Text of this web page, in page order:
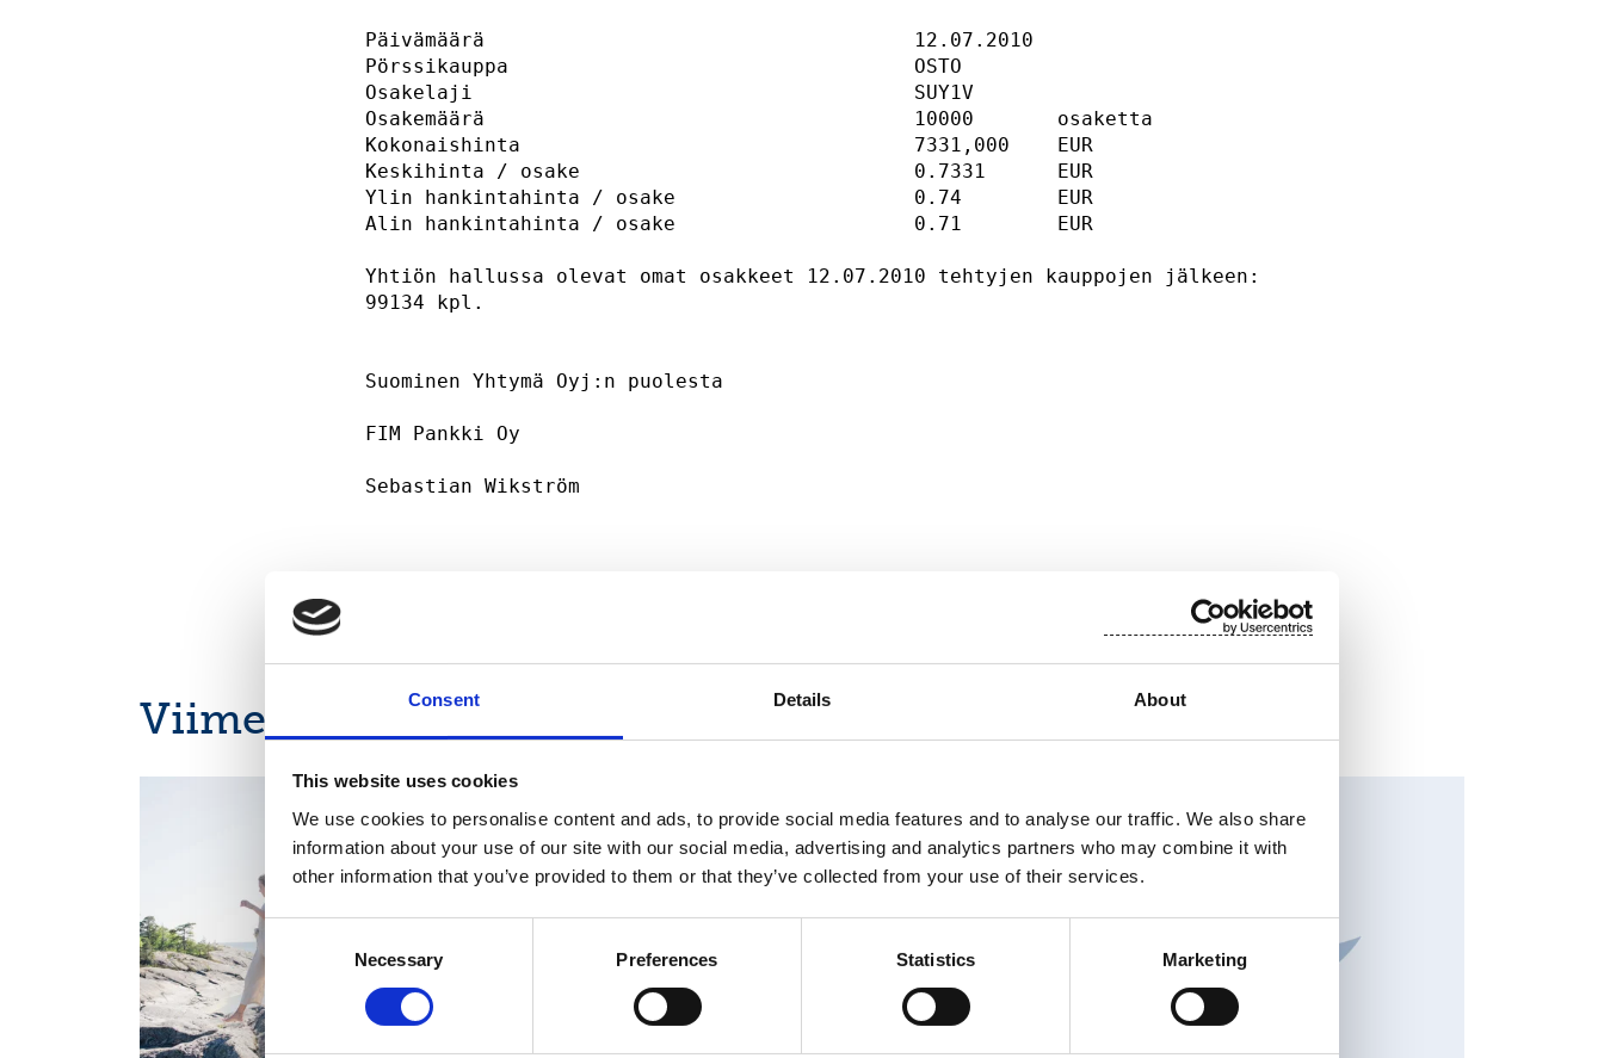
Consent Details About
This website uses cookies
We use cookies to personalise content and ads, to provide social media features and to analyse our traffic. We also share
information about your use of our site with our social media, advertising and analytics partners who may combine it with
other information that you’ve provided to them or that they’ve collected from your use of their services.
Selection
Necessary Preferences Statistics Marketing
Päivämäärä                                    12.07.2010
Pörssikauppa                                  OSTO
Osakelaji                                     SUY1V
Osakemäärä                                    10000       osaketta
Kokonaishinta                                 7331,000	  EUR
Keskihinta / osake                            0.7331      EUR
Ylin hankintahinta / osake                    0.74        EUR
Alin hankintahinta / osake                    0.71        EUR
Yhtiön hallussa olevat omat osakkeet 12.07.2010 tehtyjen kauppojen jälkeen:
99134 kpl.
Suominen Yhtymä Oyj:n puolesta
FIM Pankki Oy
Viimeisimmät uutiset
OSAVUOSIKATSAUKSET, EUROPEAN REGULATORY
REGULATORY NEWS
REGULATORY NEWS